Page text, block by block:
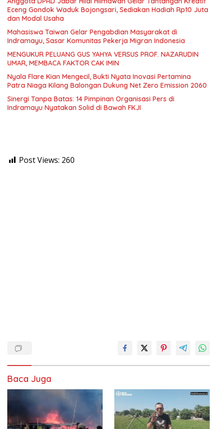
Eceng Gondok Waduk Bojongsari, Sediakan Hadiah Rp10 Juta
dan Modal Usaha
Mahasiswa Taiwan Gelar Pengabdian Masyarakat di
Indramayu, Sasar Komunitas Pekerja Migran Indonesia
MENGUKUR PELUANG GUS YAHYA VERSUS PROF. NAZARUDIN
UMAR, MEMBACA FAKTOR CAK IMIN
Nyala Flare Kian Mengecil, Bukti Nyata Inovasi Pertamina
Patra Niaga Kilang Balongan Dukung Net Zero Emission 2060
Sinergi Tanpa Batas: 14 Pimpinan Organisasi Pers di
Indramayu Nyatakan Solid di Bawah FKJI
Post Views: 260
Baca Juga